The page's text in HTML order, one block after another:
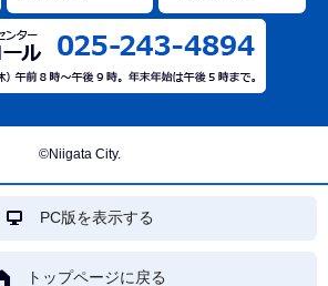
©Niigata City.
PC版を表示する
トップページに戻る